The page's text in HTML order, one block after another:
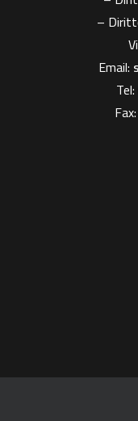
–
Email:
Tel:
Fax: